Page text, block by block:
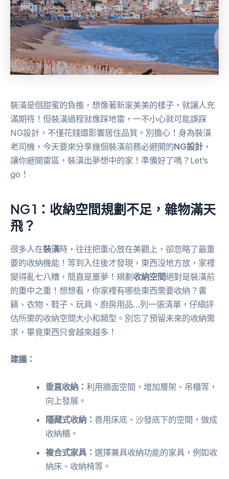
裝潢是個甜蜜的負擔，想像著新家美美的樣子，就讓人充
滿期待！但裝潢過程就像踩地雷，一不小心就可能誤踩
NG設計，不僅花錢還影響居住品質。別擔心！身為裝潢
老司機，今天要來分享幾個裝潢前務必避開的NG設計，
讓你避開雷區，裝潢出夢想中的家！準備好了嗎？Let’s
go！
NG 1：收納空間規劃不足，雜物滿天
飛？
很多人在裝潢時，往往把重心放在美觀上，卻忽略了最重
要的收納機能！等到入住後才發現，東西沒地方放，家裡
變得亂七八糟，簡直是噩夢！規劃 收納空間絕對是裝潢前
的重中之重！想想看，你家裡有哪些東西需要收納？書
籍、衣物、鞋子、玩具、廚房用品…列一張清單，仔細評
估所需的收納空間大小和類型。別忘了預留未來的收納需
求，畢竟東西只會越來越多！
建議：
垂直收納：利用牆面空間，增加層架、吊櫃等，
向上發展。
隱藏式收納： 善用床底、沙發底下的空間，做成
收納櫃。
複合式家具：選擇兼具收納功能的家具，例如收
納床、收納椅等。